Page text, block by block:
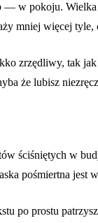
w pokoju. Wielka
mniej więcej tyle,
zrzędliwy, tak
że lubisz
ściśniętych w
pośmiertna jest
po prostu